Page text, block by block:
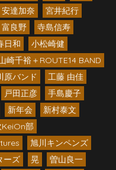
安達加奈
宮井紀行
富良野
寺島信寿
日和
小松崎健
崎千裕＋ROUTE14 BAND
原バンド
工藤 由佳
戸田正彦
手島慶子
新年会
新村泰文
KeiOn部
旭川キンペンズ
ーズ 晃
曽山良一